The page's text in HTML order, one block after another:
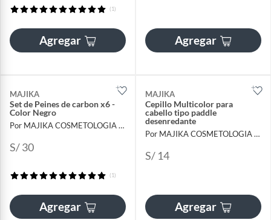
(1)
Agregar Agregar
MAJIKA
Set de Peines de carbon x6 -
Color Negro
Por MAJIKA COSMETOLOGIA INTERNACIONAL
S/ 30
(1)
Agregar
MAJIKA
Cepillo Multicolor para
cabello tipo paddle
desenredante
Por MAJIKA COSMETOLOGIA INTERNACIONAL
S/ 14
Agregar